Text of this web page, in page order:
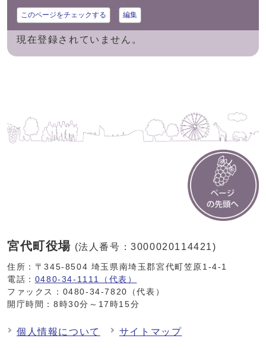
このページをチェックする 編集
現在登録されていません。
宮代町役場 (法人番号：3000020114421)
住所：〒345-8504 埼玉県南埼玉郡宮代町笠原1-4-1
電話： 0480-34-1111（代表）
ファックス：0480-34-7820（代表）
開庁時間：8時30分～17時15分
個人情報について サイトマップ